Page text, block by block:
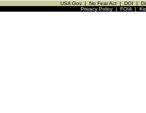
USA Gov | No Fear Act | DOI |
Privacy Policy| FOIA|